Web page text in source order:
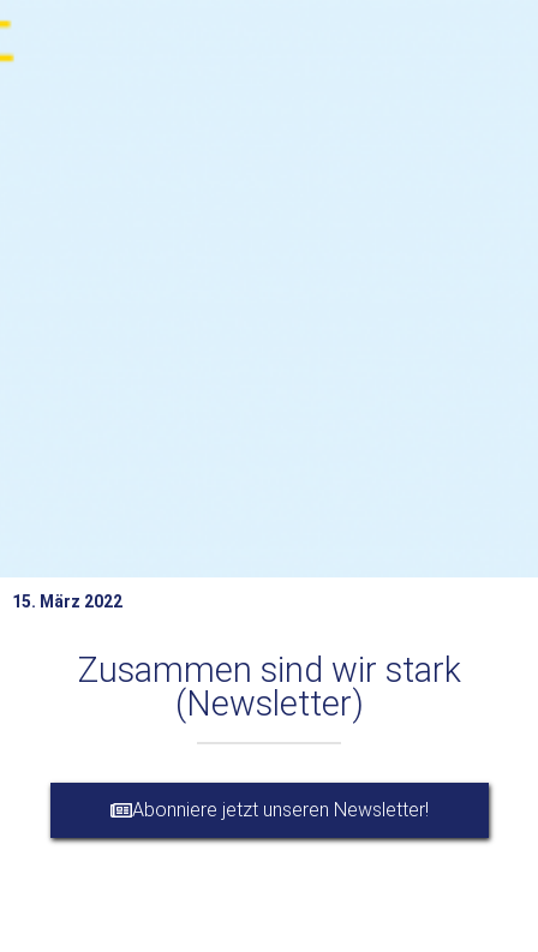
15. März 2022
Zusammen sind wir stark
(Newsletter)
Abonniere jetzt unseren Newsletter!